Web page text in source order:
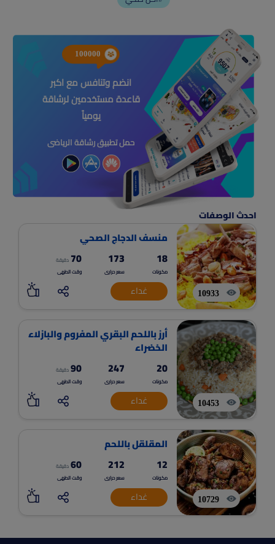
100000
انضم وتنافس مع اكبر
قاعدة مستخدمين لرشاقة
يومياً
حمل تطبيق رشاقة الرياضى
احدث الوصفات
10933
منسف الدجاج الصحي
18
مكونات
173
سعر حرارى
70 دقيقة
وقت الطهى
غداء
10453
أرز باللحم البقري المفروم والبازلاء
الخضراء
20
مكونات
247
سعر حرارى
90 دقيقة
وقت الطهى
غداء
10729
المقلقل باللحم
12
مكونات
212
سعر حرارى
60 دقيقة
وقت الطهى
غداء